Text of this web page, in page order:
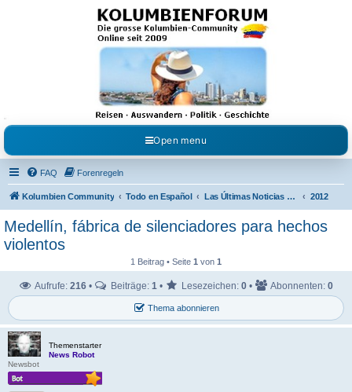
Kolumbienforum - Das
grosse Forum der
Freunde Kolumbiens
Reisen, Auswandern, Kultur, Politik, Geschichte und Visum in Kolumbien und Venezuela.
Austausch, Erfahrungen und Gemeinschaft im Kolumbienforum
Open menu
FAQ Forenregeln
Kolumbien Community Todo en Español Las Últimas Noticias en Español 2012
Medellín, fábrica de silenciadores para hechos
violentos
1 Beitrag • Seite 1 von 1
Thema abonnieren
Aufrufe: 216 • Beiträge: 1 • Lesezeichen: 0 • Abonnenten: 0
Themenstarter
News Robot
Newsbot